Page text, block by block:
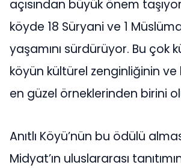
açısından büyük önem
köyde 18 Süryani ve 1
yaşamını sürdürüyor. Bu çok
köyün kültürel zenginliğinin
en güzel örneklerinden birini
Anıtlı Köyü’nün bu ödülü
Midyat’ın uluslararası